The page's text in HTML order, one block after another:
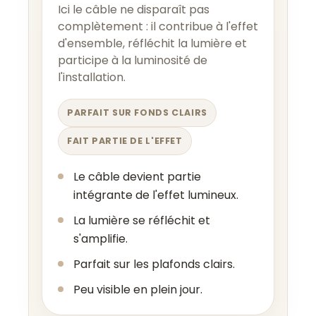
Ici le câble ne disparaît pas
complètement : il contribue à l'effet
d'ensemble, réfléchit la lumière et
participe à la luminosité de
l'installation.
PARFAIT SUR FONDS CLAIRS
FAIT PARTIE DE L'EFFET
Le câble devient partie
intégrante de l'effet lumineux.
La lumière se réfléchit et
s'amplifie.
Parfait sur les plafonds clairs.
Peu visible en plein jour.